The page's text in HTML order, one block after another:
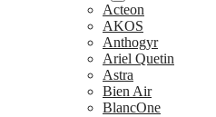
Acteon
AKOS
Anthogyr
Ariel Quetin
Astra
Bien Air
BlancOne